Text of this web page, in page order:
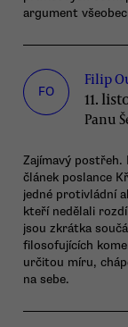
argument
FO
Filip
11.
Panu
Zajímavý postřeh.
článek poslance
jedné protivládní
kteří nedělali
jsou zkrátka
filosofujících
určitou míru,
na sebe.